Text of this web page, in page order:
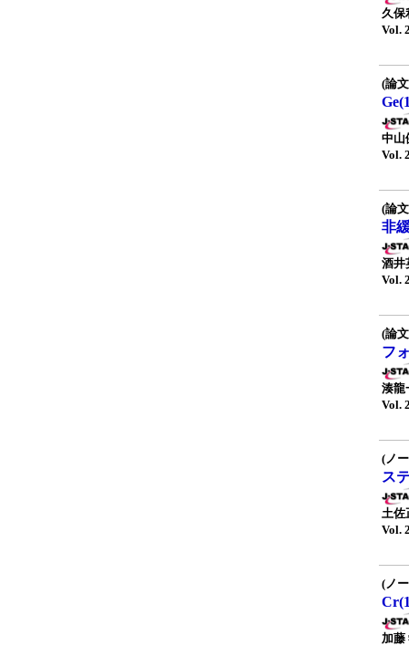
久保
Vol.
(論
中山
Vol.
(論
非
酒井
Vol.
(論
フ
湊龍
Vol.
(ノ
ス
土佐
Vol.
(ノ
加藤